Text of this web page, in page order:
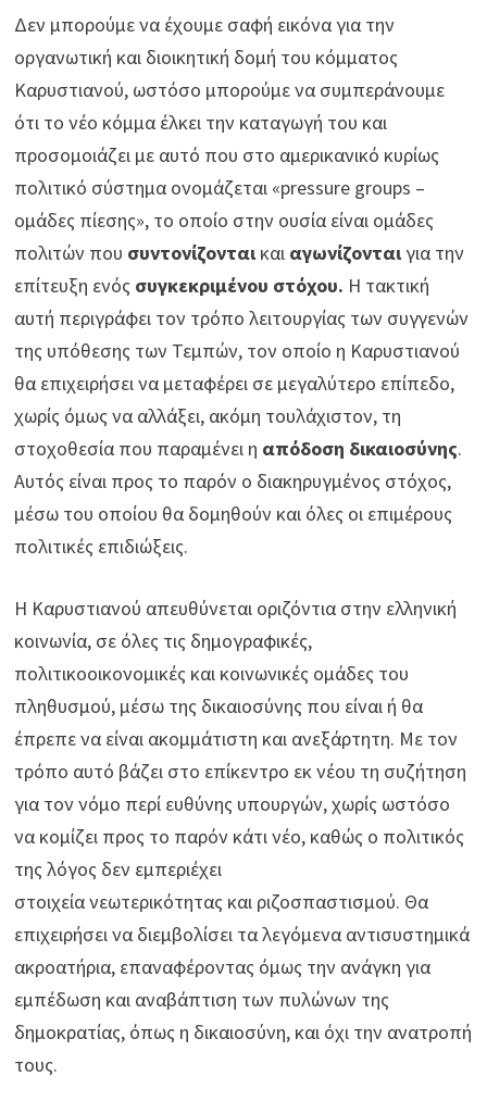
Δεν μπορούμε να έχουμε σαφή εικόνα για την
οργανωτική και διοικητική δομή του κόμματος
Καρυστιανού, ωστόσο μπορούμε να συμπεράνουμε
ότι το νέο κόμμα έλκει την καταγωγή του και
προσομοιάζει με αυτό που στο αμερικανικό κυρίως
πολιτικό σύστημα ονομάζεται «pressure groups –
ομάδες πίεσης», το οποίο στην ουσία είναι ομάδες
πολιτών που συντονίζονταικαι αγωνίζονταιγια την
επίτευξη ενός συγκεκριμένου στόχου. Η τακτική
αυτή περιγράφει τον τρόπο λειτουργίας των συγγενών
της υπόθεσης των Τεμπών, τον οποίο η Καρυστιανού
θα επιχειρήσει να μεταφέρει σε μεγαλύτερο επίπεδο,
χωρίς όμως να αλλάξει, ακόμη τουλάχιστον, τη
στοχοθεσία που παραμένει η απόδοση δικαιοσύνης.
Αυτός είναι προς το παρόν ο διακηρυγμένος στόχος,
μέσω του οποίου θα δομηθούν και όλες οι επιμέρους
πολιτικές επιδιώξεις.
Η Καρυστιανού απευθύνεται οριζόντια στην ελληνική
κοινωνία, σε όλες τις δημογραφικές,
πολιτικοοικονομικές και κοινωνικές ομάδες του
πληθυσμού, μέσω της δικαιοσύνης που είναι ή θα
έπρεπε να είναι ακομμάτιστη και ανεξάρτητη. Με τον
τρόπο αυτό βάζει στο επίκεντρο εκ νέου τη συζήτηση
για τον νόμο περί ευθύνης υπουργών, χωρίς ωστόσο
να κομίζει προς το παρόν κάτι νέο, καθώς ο πολιτικός
της λόγος δεν εμπεριέχει
στοιχεία νεωτερικότητας και ριζοσπαστισμού. Θα
επιχειρήσει να διεμβολίσει τα λεγόμενα αντισυστημικά
ακροατήρια, επαναφέροντας όμως την ανάγκη για
εμπέδωση και αναβάπτιση των πυλώνων της
δημοκρατίας, όπως η δικαιοσύνη, και όχι την ανατροπή
τους.